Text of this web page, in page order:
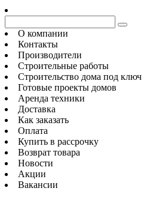
О компании
Контакты
Производители
Строительные работы
Строительство дома под ключ
Готовые проекты домов
Аренда техники
Доставка
Как заказать
Оплата
Купить в рассрочку
Возврат товара
Новости
Акции
Вакансии